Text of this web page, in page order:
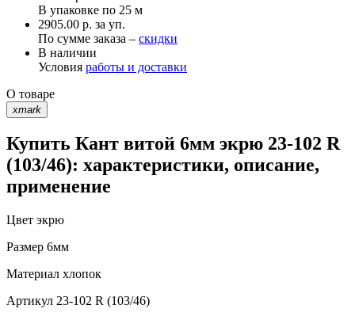
В упаковке по 25 м
2905.00 р. за уп.
По сумме заказа – скидки
В наличии
Условия работы и доставки
О товаре
xmark
Купить Кант витой 6мм экрю 23-102 R
(103/46): характеристики, описание,
применение
Цвет экрю
Размер 6мм
Материал хлопок
Артикул 23-102 R (103/46)